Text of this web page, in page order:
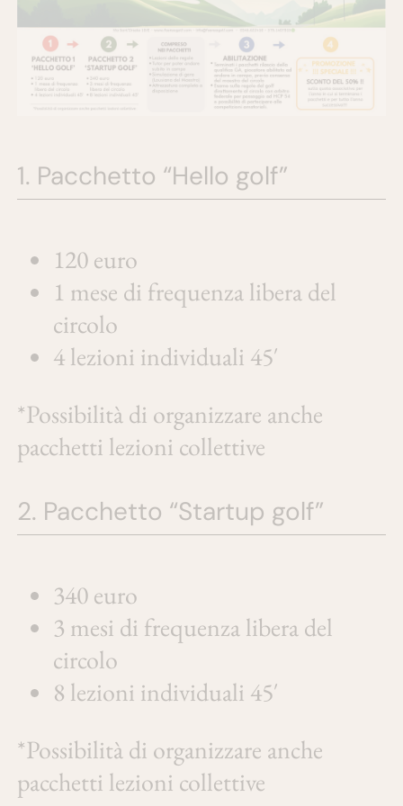
1. Pacchetto “Hello golf”
120 euro
1 mese di frequenza libera del
circolo
4 lezioni individuali 45′
*Possibilità di organizzare anche
pacchetti lezioni collettive
2. Pacchetto “Startup golf”
340 euro
3 mesi di frequenza libera del
circolo
8 lezioni individuali 45′
*Possibilità di organizzare anche
pacchetti lezioni collettive